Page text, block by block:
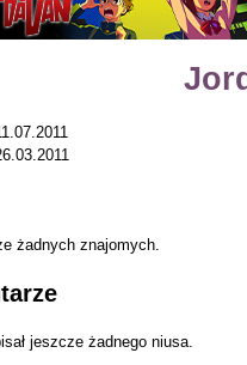
żadnych znajomych.
jeszcze żadnego niusa.